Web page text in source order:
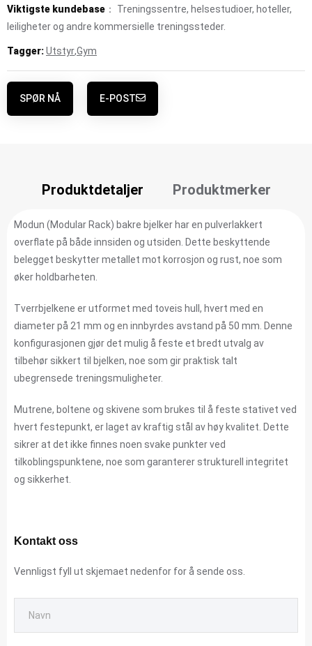
Viktigste kundebase ： Treningssentre, helsestudioer, hoteller,
leiligheter og andre kommersielle treningssteder.
Tagger:Utstyr,Gym
SPØR NÅ E-POST
Produktdetaljer Produktmerker
Modun (Modular Rack) bakre bjelker har en pulverlakkert
overflate på både innsiden og utsiden. Dette beskyttende
belegget beskytter metallet mot korrosjon og rust, noe som
øker holdbarheten.
Tverrbjelkene er utformet med toveis hull, hvert med en
diameter på 21 mm og en innbyrdes avstand på 50 mm. Denne
konfigurasjonen gjør det mulig å feste et bredt utvalg av
tilbehør sikkert til bjelken, noe som gir praktisk talt
ubegrensede treningsmuligheter.
Mutrene, boltene og skivene som brukes til å feste stativet ved
hvert festepunkt, er laget av kraftig stål av høy kvalitet. Dette
sikrer at det ikke finnes noen svake punkter ved
tilkoblingspunktene, noe som garanterer strukturell integritet
og sikkerhet.
Kontakt oss
Vennligst fyll ut skjemaet nedenfor for å sende oss.